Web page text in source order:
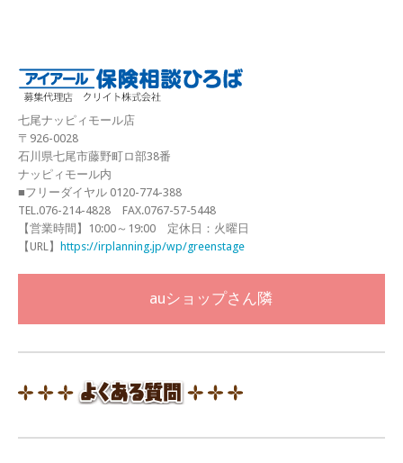
七尾ナッピィモール店
〒926-0028
石川県七尾市藤野町ロ部38番
ナッピィモール内
■フリーダイヤル 0120-774-388
TEL.076-214-4828 FAX.0767-57-5448
【営業時間】10:00～19:00 定休日：火曜日
【URL】
https://irplanning.jp/wp/greenstage
auショップさん隣